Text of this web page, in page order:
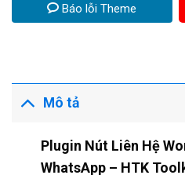
Báo lỗi Theme
Mô tả
Plugin Nút Liên Hệ
WhatsApp – HTK